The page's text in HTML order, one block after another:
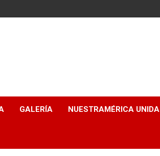
GALERÍA NUESTRAMÉRICA UNIDA